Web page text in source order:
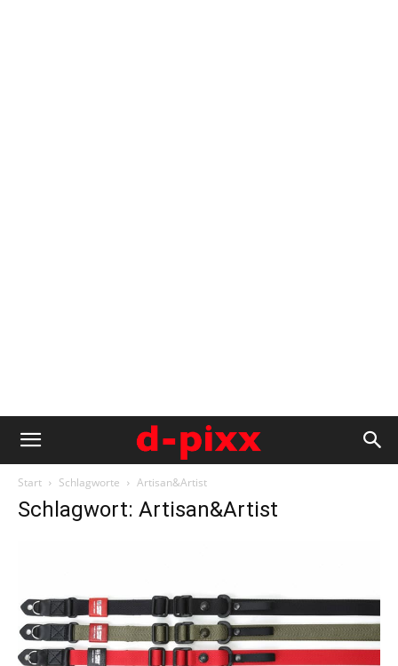
Start Schlagworte Artisan&Artist
Schlagwort: Artisan&Artist